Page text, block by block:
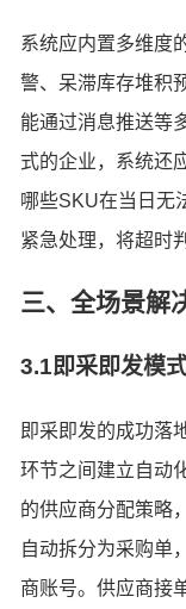
系统应内置多维度
警、呆滞库存堆积
能通过消息推送等
式的企业，系统还
哪些SKU在当日无
紧急处理，将超时
三、全场景解
3.1即采即发模
即采即发的成功落
环节之间建立自动
的供应商分配策略
自动拆分为采购单
商账号。供应商接